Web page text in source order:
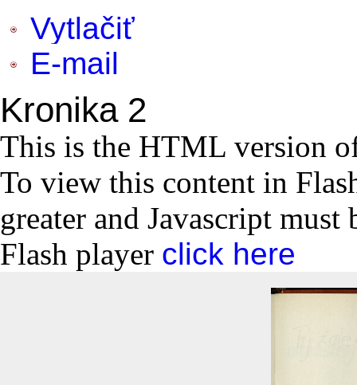
Vytlačiť
E-mail
Kronika 2
This is the HTML version
To view this content in
greater and Javascript
Flash player click here